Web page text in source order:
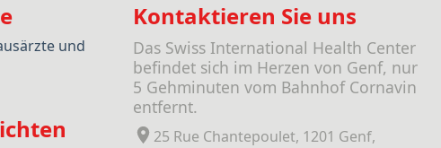
und
Kontaktieren Sie uns
Das Swiss International Health Center
befindet sich im Herzen von Genf, nur
5 Gehminuten vom Bahnhof Cornavin
entfernt.
25 Rue Chantepoulet, 1201 Genf,